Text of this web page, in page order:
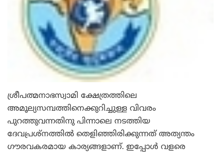
ശ്രീപത്മനാഭസ്വാമി ക്ഷേത്രത്തിലെ
അമൂല്യസമ്പത്തിനെക്കുറിച്ചുള്ള വിവരം
പുറത്തുവന്നതിനു പിന്നാലെ നടത്തിയ
ദേവപ്രശ്‌നത്തില്‍ തെളിഞ്ഞിരിക്കുന്നത് അത്യന്തം
ഗൗരവകരമായ കാര്യങ്ങളാണ്. ഇപ്പോള്‍ വളരെ